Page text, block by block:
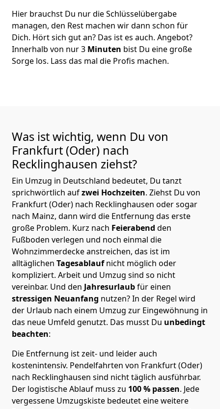
Hier brauchst Du nur die Schlüsselübergabe
managen, den Rest machen wir dann schon für
Dich. Hört sich gut an? Das ist es auch. Angebot?
Innerhalb von nur 3 Minuten bist Du eine große
Sorge los. Lass das mal die Profis machen.
Was ist wichtig, wenn Du von
Frankfurt (Oder) nach
Recklinghausen ziehst?
Ein Umzug in Deutschland bedeutet, Du tanzt
sprichwörtlich aufzwei Hochzeiten. Ziehst Du von
Frankfurt (Oder) nach Recklinghausen oder sogar
nach Mainz, dann wird die Entfernung das erste
große Problem. Kurz nach Feierabend den
Fußboden verlegen und noch einmal die
Wohnzimmerdecke anstreichen, das ist im
alltäglichen Tagesablaufnicht möglich oder
kompliziert. Arbeit und Umzug sind so nicht
vereinbar. Und den Jahresurlaubfür einen
stressigen Neuanfang nutzen? In der Regel wird
der Urlaub nach einem Umzug zur Eingewöhnung in
das neue Umfeld genutzt. Das musst Du unbedingt
beachten:
Die Entfernung ist zeit- und leider auch
kostenintensiv. Pendelfahrten von Frankfurt (Oder)
nach Recklinghausen sind nicht täglich ausführbar.
Der logistische Ablauf muss zu 100 % passen. Jede
vergessene Umzugskiste bedeutet eine weitere